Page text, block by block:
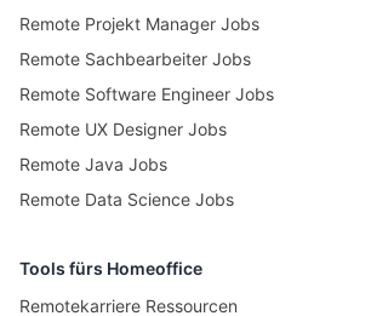
Remote Projekt Manager Jobs
Remote Sachbearbeiter Jobs
Remote Software Engineer Jobs
Remote UX Designer Jobs
Remote Java Jobs
Remote Data Science Jobs
Tools fürs Homeoffice
Remotekarriere Ressourcen